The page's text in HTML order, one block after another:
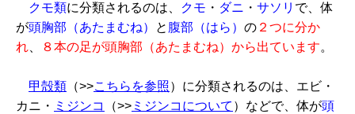
クモ類に分類されるのは、 クモ ・ ダニ ・ サソリ で、体
が頭胸部（あたまむね） と 腹部（はら） の ２つに分か
れ
８本の足が頭胸部（あたまむね）から出ています。
甲殻類 （>>こちらを参照）に分類されるのは、エビ・
カニ・ ミジンコ （>> ミジンコについて ）などで、体が頭